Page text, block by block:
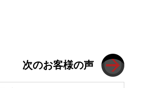
次のお客様の声